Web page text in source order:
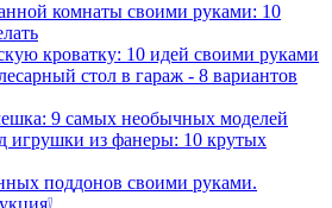
комнаты своими руками: 10
кроватку: 10 идей своими руками
стол в гараж - 8 вариантов
9 самых необычных моделей
игрушки из фанеры: 10 крутых
поддонов своими руками.